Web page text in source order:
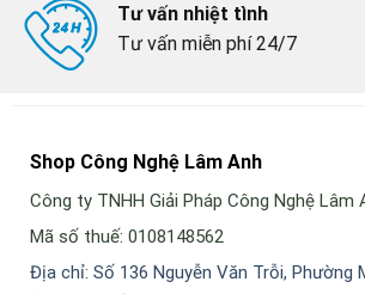
Tư vấn nhiệt tình
Tư vấn miễn phí 24/7
Shop Công Nghệ Lâm Anh
Công ty TNHH Giải Pháp Công Nghệ Lâm
Mã số thuế: 0108148562
Địa chỉ: Số 136 Nguyễn Văn Trỗi, Phường